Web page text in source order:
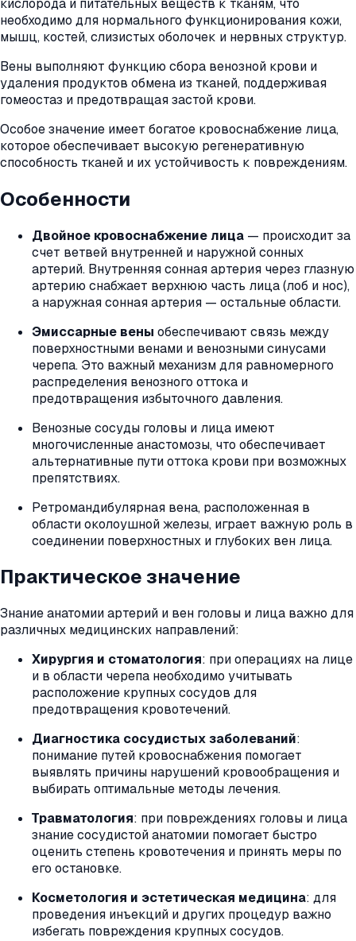
кислорода и питательных веществ к тканям, что
необходимо для нормального функционирования кожи,
мышц, костей, слизистых оболочек и нервных структур.
Вены выполняют функцию сбора венозной крови и
удаления продуктов обмена из тканей, поддерживая
гомеостаз и предотвращая застой крови.
Особое значение имеет богатое кровоснабжение лица,
которое обеспечивает высокую регенеративную
способность тканей и их устойчивость к повреждениям.
Особенности
Двойное кровоснабжение лица — происходит за
счет ветвей внутренней и наружной сонных
артерий. Внутренняя сонная артерия через глазную
артерию снабжает верхнюю часть лица (лоб и нос),
а наружная сонная артерия — остальные области.
Эмиссарные вены обеспечивают связь между
поверхностными венами и венозными синусами
черепа. Это важный механизм для равномерного
распределения венозного оттока и
предотвращения избыточного давления.
Венозные сосуды головы и лица имеют
многочисленные анастомозы, что обеспечивает
альтернативные пути оттока крови при возможных
препятствиях.
Ретромандибулярная вена, расположенная в
области околоушной железы, играет важную роль в
соединении поверхностных и глубоких вен лица.
Практическое значение
Знание анатомии артерий и вен головы и лица важно для
различных медицинских направлений:
Хирургия и стоматология: при операциях на лице
и в области черепа необходимо учитывать
расположение крупных сосудов для
предотвращения кровотечений.
Диагностика сосудистых заболеваний:
понимание путей кровоснабжения помогает
выявлять причины нарушений кровообращения и
выбирать оптимальные методы лечения.
Травматология: при повреждениях головы и лица
знание сосудистой анатомии помогает быстро
оценить степень кровотечения и принять меры по
его остановке.
Косметология и эстетическая медицина: для
проведения инъекций и других процедур важно
избегать повреждения крупных сосудов.